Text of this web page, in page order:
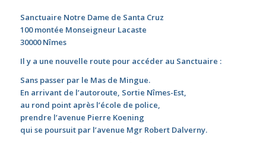
Sanctuaire Notre Dame de Santa Cruz
100 montée Monseigneur Lacaste
30000 Nîmes
Il y a une nouvelle route pour accéder au Sanctuaire :
Sans passer par le Mas de Mingue.
En arrivant de l’autoroute, Sortie Nîmes-Est,
au rond point après l’école de police,
prendre l’avenue Pierre Koening
qui se poursuit par l’avenue Mgr Robert Dalverny.